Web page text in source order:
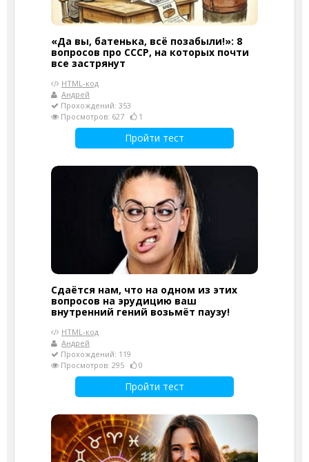
«Да вы, батенька, всё позабыли!»: 8
вопросов про СССР, на которых почти
все застрянут
HTML-код
Андрей
Прохождений: 353
Просмотров: 627
1
Пройти тест
Сдаётся нам, что на одном из этих
вопросов на эрудицию ваш
внутренний гений возьмёт паузу!
HTML-код
Андрей
Прохождений: 119
Просмотров: 295
0
Пройти тест